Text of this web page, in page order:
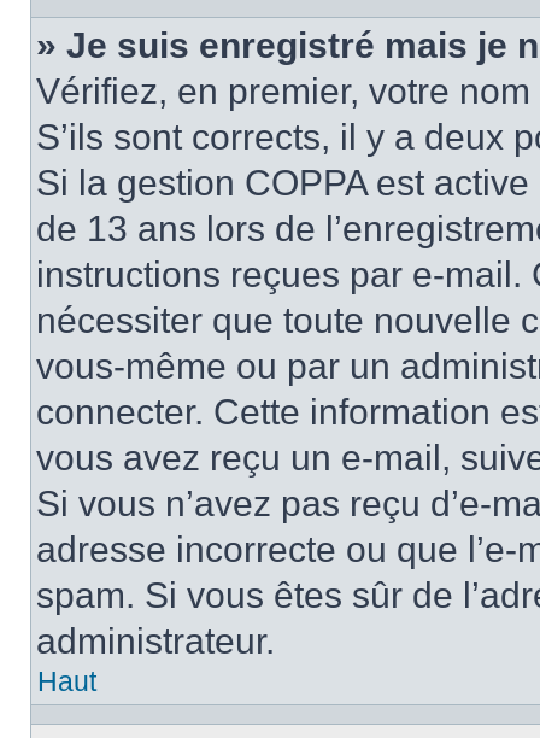
» Je suis enregistré mais je
Vérifiez, en premier, votre
S’ils sont corrects, il y a deux
Si la gestion COPPA est
de 13 ans lors de
instructions reçues par e-
nécessiter que toute nouvelle
vous-même ou par un
connecter. Cette information
vous avez reçu un e-mail,
Si vous n’avez pas reçu d’e-
adresse incorrecte ou que
spam. Si vous êtes sûr de
administrateur.
Haut